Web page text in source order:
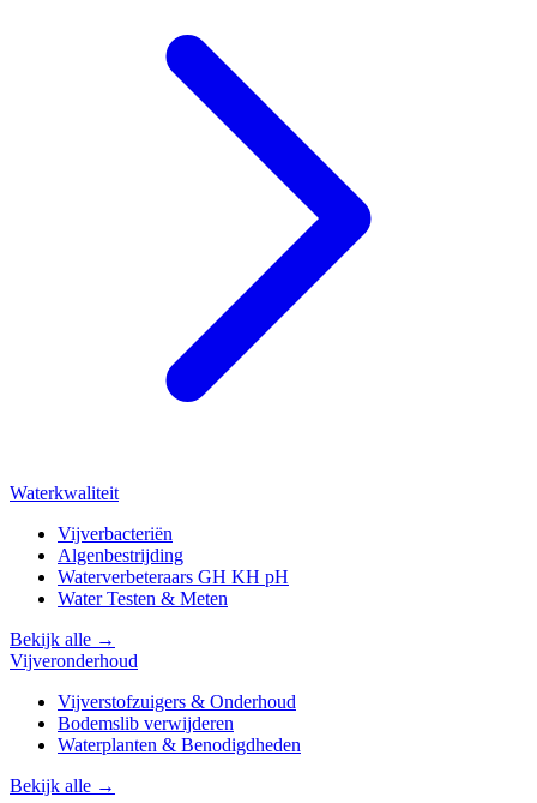
Waterkwaliteit
Vijverbacteriën
Algenbestrijding
Waterverbeteraars GH KH pH
Water Testen & Meten
Bekijk alle →
Vijveronderhoud
Vijverstofzuigers & Onderhoud
Bodemslib verwijderen
Waterplanten & Benodigdheden
Bekijk alle →